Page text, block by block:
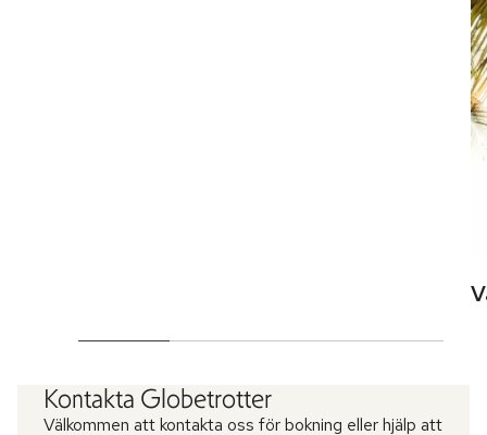
Kontakta Globetrotter
Välkommen att kontakta oss för bokning eller hjälp att